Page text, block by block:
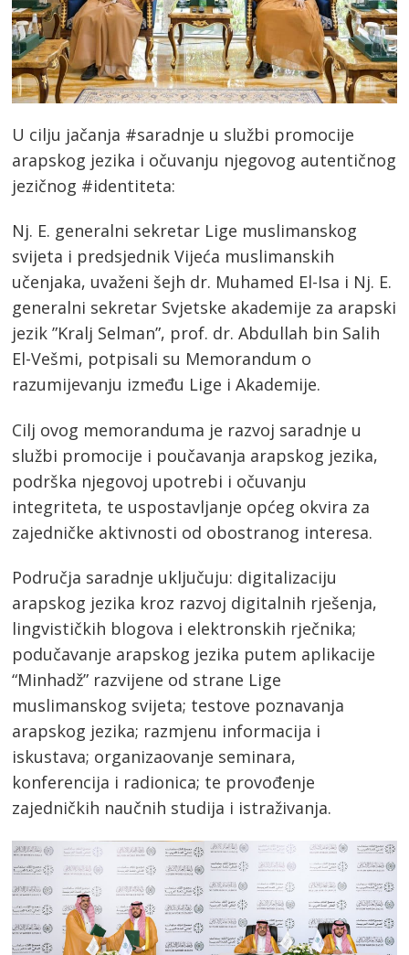
U cilju jačanja #saradnje u službi promocije
arapskog jezika i očuvanju njegovog autentičnog
jezičnog #identiteta:
Nj. E. generalni sekretar Lige muslimanskog
svijeta i predsjednik Vijeća muslimanskih
učenjaka, uvaženi šejh dr. Muhamed El-Isa i Nj. E.
generalni sekretar Svjetske akademije za arapski
jezik ”Kralj Selman”, prof. dr. Abdullah bin Salih
El-Vešmi, potpisali su Memorandum o
razumijevanju između Lige i Akademije.
Cilj ovog memoranduma je razvoj saradnje u
službi promocije i poučavanja arapskog jezika,
podrška njegovoj upotrebi i očuvanju
integriteta, te uspostavljanje općeg okvira za
zajedničke aktivnosti od obostranog interesa.
Područja saradnje uključuju: digitalizaciju
arapskog jezika kroz razvoj digitalnih rješenja,
lingvističkih blogova i elektronskih rječnika;
podučavanje arapskog jezika putem aplikacije
“Minhadž” razvijene od strane Lige
muslimanskog svijeta; testove poznavanja
arapskog jezika; razmjenu informacija i
iskustava; organizaovanje seminara,
konferencija i radionica; te provođenje
zajedničkih naučnih studija i istraživanja.